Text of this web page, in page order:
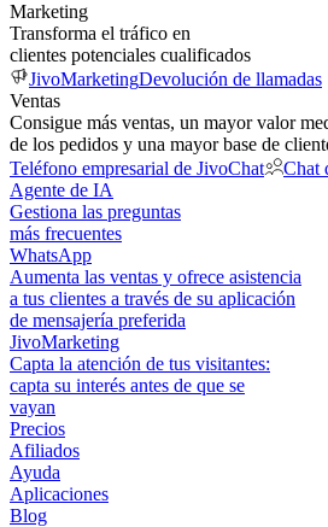
Marketing
Transforma el tráfico en
clientes potenciales cualificados
JivoMarketingDevolución de llamadas
Ventas
Consigue más ventas, un mayor valor
de los pedidos y una mayor base de
Teléfono empresarial de JivoChat
Chat
Agente de IA
Gestiona las preguntas
más frecuentes
WhatsApp
Aumenta las ventas y ofrece asistencia
a tus clientes a través de su aplicación
de mensajería preferida
JivoMarketing
Capta la atención de tus visitantes:
capta su interés antes de que se
vayan
Precios
Afiliados
Ayuda
Aplicaciones
Blog